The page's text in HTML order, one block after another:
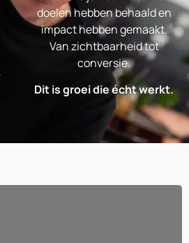
doelen hebben behaald en
impact hebben gemaakt.
Van zichtbaarheid tot
conversie.
Dit is groei die écht werkt.